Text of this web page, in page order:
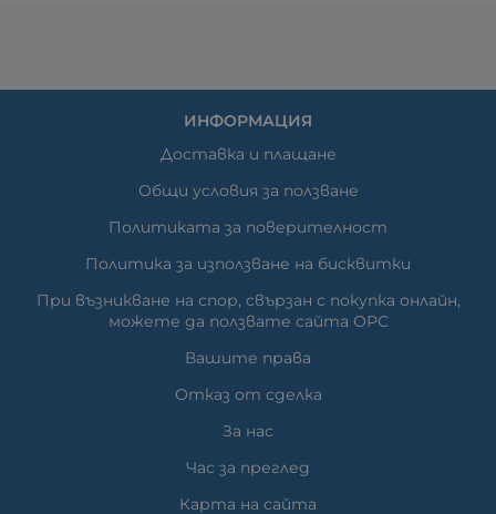
ИНФОРМАЦИЯ
Доставка и плащане
Общи условия за ползване
Политиката за поверителност
Политика за използване на бисквитки
При възникване на спор, свързан с покупка онлайн,
можете да ползвате сайта ОРС
Вашите права
Отказ от сделка
За нас
Час за преглед
Карта на сайта